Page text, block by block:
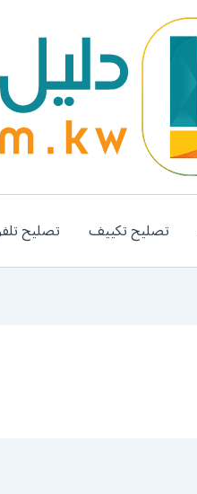
تصليح تكييف تصليح